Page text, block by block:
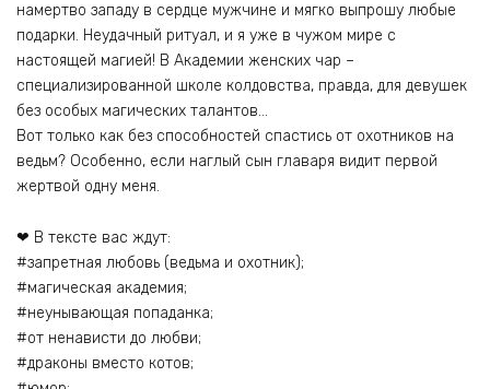
намертво западу в сердце мужчине и мягко выпрошу любые
подарки. Неудачный ритуал, и я уже в чужом мире с
настоящей магией! В Академии женских чар –
специализированной школе колдовства, правда, для девушек
без особых магических талантов…
Вот только как без способностей спастись от охотников на
ведьм? Особенно, если наглый сын главаря видит первой
жертвой одну меня.
❤ В тексте вас ждут:
#запретная любовь (ведьма и охотник);
#магическая академия;
#неунывающая попаданка;
#от ненависти до любви;
#драконы вместо котов;